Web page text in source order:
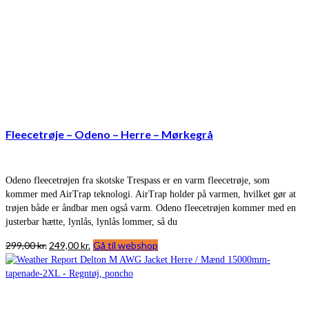
Fleecetrøje – Odeno – Herre – Mørkegrå
Odeno fleecetrøjen fra skotske Trespass er en varm fleecetrøje, som
kommer med AirTrap teknologi. AirTrap holder på varmen, hvilket gør at
trøjen både er åndbar men også varm. Odeno fleecetrøjen kommer med en
justerbar hætte, lynlås, lynlås lommer, så du
299,00kr. Den
oprindelige
pris
249,00kr. Den
aktuelle
pris
Gå til webshop